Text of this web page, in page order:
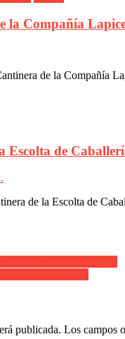
Compañía
de la Compañía
Escolta de
de la Escolta de
publicada. Los campos